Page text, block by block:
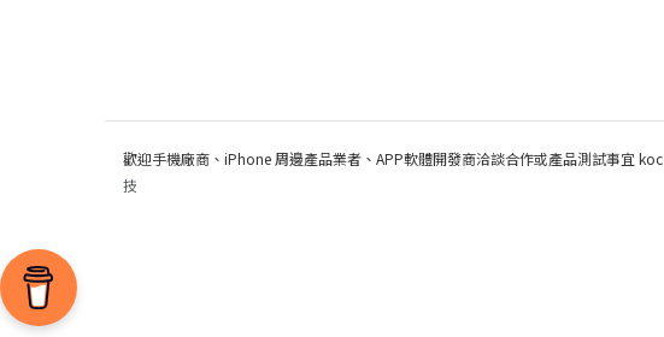
歡迎手機廠商、iPhone 周邊產品業者、APP軟體開發商洽談合作或產品測試事宜 koc
技